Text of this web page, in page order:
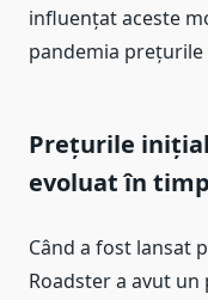
influențat aceste
pandemia prețurile
Prețurile
evoluat în timp
Când a fost lansat
Roadster a avut